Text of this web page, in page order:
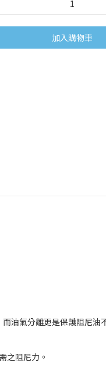
加入購物車
氣分離更是保護阻尼油
之阻尼力。